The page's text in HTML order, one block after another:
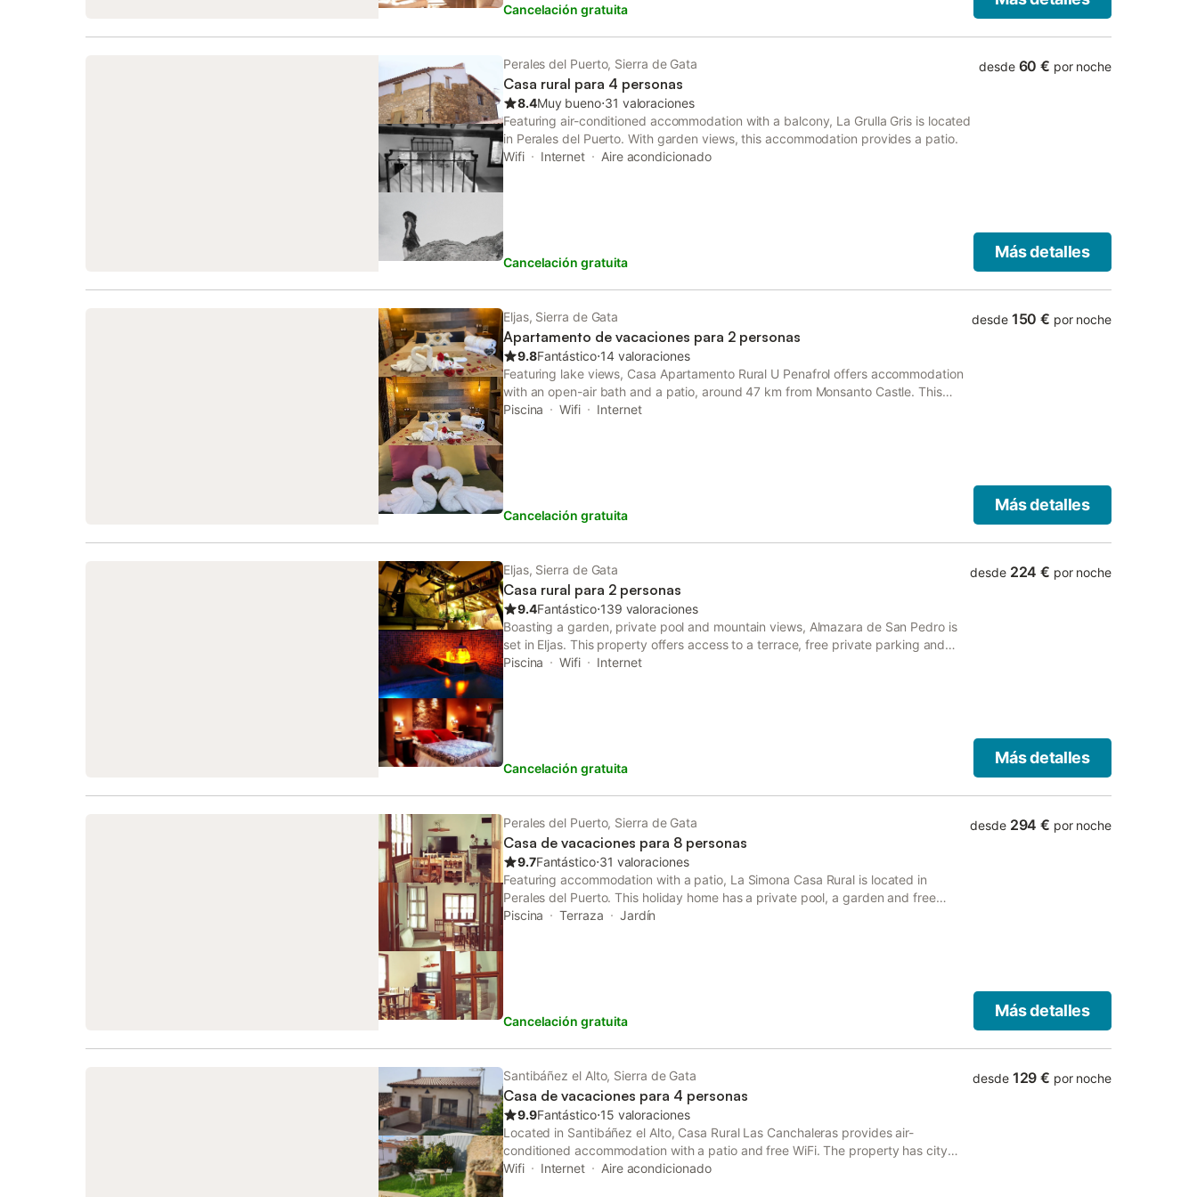
Cancelación gratuita
Perales del Puerto, Sierra de Gata
Casa rural para 4 personas
8.4Muy bueno⋅31 valoraciones
Featuring air-conditioned accommodation with a balcony, La Grulla Gris is located
in Perales del Puerto. With garden views, this accommodation provides a patio.
Wifi
Internet Aire acondicionado
Cancelación gratuita
desde 60 € por noche
Más detalles
Eljas, Sierra de Gata
Apartamento de vacaciones para 2 personas
9.8Fantástico⋅14 valoraciones
Featuring lake views, Casa Apartamento Rural U Penafrol offers accommodation
with an open-air bath and a patio, around 47 km from Monsanto Castle. This
apartment has a rooftop pool, a garden, barbecue facilities, free WiFi and free
Piscina Wifi Internet
Cancelación gratuita
desde 150 € por noche
Más detalles
Eljas, Sierra de Gata
Casa rural para 2 personas
9.4Fantástico⋅139 valoraciones
Boasting a garden, private pool and mountain views, Almazara de San Pedro is
set in Eljas. This property offers access to a terrace, free private parking and
free WiFi.
Piscina Wifi Internet
Cancelación gratuita
desde 224 € por noche
Más detalles
Perales del Puerto, Sierra de Gata
Casa de vacaciones para 8 personas
9.7Fantástico⋅31 valoraciones
Featuring accommodation with a patio, La Simona Casa Rural is located in
Perales del Puerto. This holiday home has a private pool, a garden and free
private parking. The holiday home provides a picnic area and a 24-hour front
Piscina Terraza Jardín
Cancelación gratuita
desde 294 € por noche
Más detalles
Santibáñez el Alto, Sierra de Gata
Casa de vacaciones para 4 personas
9.9Fantástico⋅15 valoraciones
Located in Santibáñez el Alto, Casa Rural Las Canchaleras provides air-
conditioned accommodation with a patio and free WiFi. The property has city
and quiet street views. The property offers barbecue facilities and outdoor
Wifi Internet Aire acondicionado
desde 129 € por noche